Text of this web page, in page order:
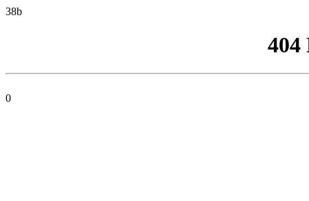
38b
404
0